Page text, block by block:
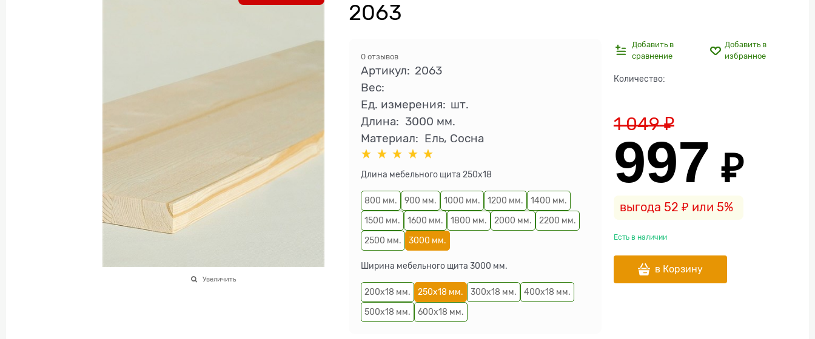
Увеличить
2063
0 отзывов
Артикул: 2063
Вес:
Ед. измерения: шт.
Длина: 3000 мм.
Материал: Ель, Сосна
Длина мебельного щита 250х18
800 мм. 900 мм. 1000 мм. 1200 мм. 1400 мм.
1500 мм. 1600 мм. 1800 мм. 2000 мм. 2200 мм.
2500 мм. 3000 мм.
Ширина мебельного щита 3000 мм.
200х18 мм. 250х18 мм. 300х18 мм. 400х18 мм.
500х18 мм. 600х18 мм.
Добавить в
сравнение
Добавить в
избранное
Количество:
1 049 ₽
997 ₽
выгода 52 ₽ или 5%
Есть в наличии
в Корзину